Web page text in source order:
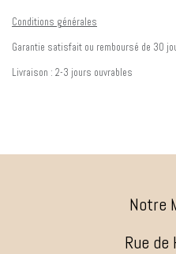
Conditions générales
Garantie satisfait ou remboursé de 30
Livraison : 2-3 jours ouvrables
Notre
Rue